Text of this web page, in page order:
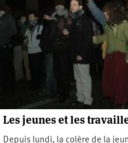
Les jeunes et les
Depuis lundi, la colère de la